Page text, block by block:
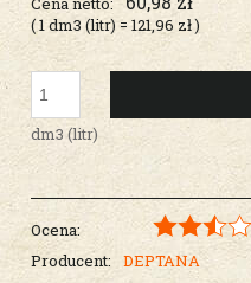
( 1dm3 (litr) = 121,96 zł)
dm3 (litr)
Ocena:
Producent:
DEPTANA